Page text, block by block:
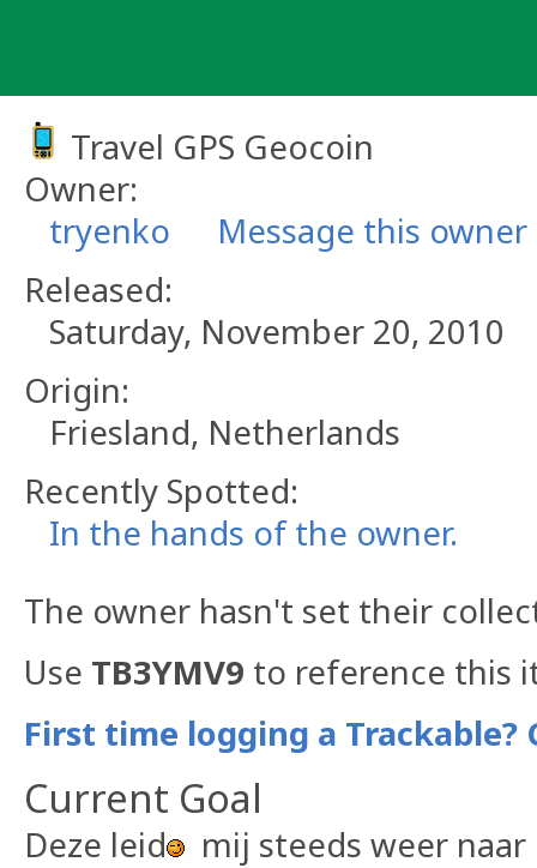
Travel GPS Geocoin
Owner:
tryenko
Message this owner
Released:
Saturday, November 20, 2010
Origin:
Friesland, Netherlands
Recently Spotted:
In the hands of the owner.
The owner hasn't set their
Use TB3YMV9 to reference this
First time logging a Trackable?
Current Goal
Deze leid mij steeds weer